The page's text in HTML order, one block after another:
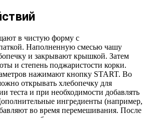
в чистую форму с
Наполненную смесью чашу
и закрывают крышкой. Затем
и степень поджаристости корки.
нажимают кнопку START. Во
открывать хлебопечку для
теста и при необходимости добавлять
ингредиенты (например,
во время перемешивания. После